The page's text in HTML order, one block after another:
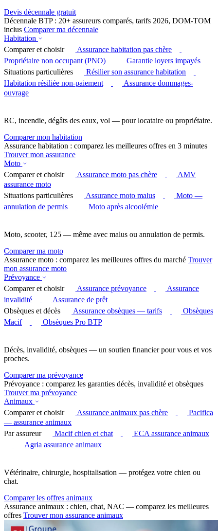
Devis décennale gratuit
Décennale BTP : 20+ assureurs comparés, tarifs 2026, DOM-TOM
inclus Comparer ma décennale
Habitation
Comparer et choisir
Assurance habitation pas chère
Propriétaire non occupant (PNO)
Garantie loyers impayés
Situations particulières
Résilier son assurance habitation
Habitation résiliée non-paiement
Assurance dommages-
ouvrage
RC, incendie, dégâts des eaux, vol — pour locataire ou propriétaire.
Comparer mon habitation
Assurance habitation : comparez les meilleures offres en 3 minutes
Trouver mon assurance
Moto
Comparer et choisir
Assurance moto pas chère
AMV
assurance moto
Situations particulières
Assurance moto malus
Moto —
annulation de permis
Moto après alcoolémie
Moto, scooter, 125 — même avec malus ou annulation de permis.
Comparer ma moto
Assurance moto : comparez les meilleures offres du marché Trouver
mon assurance moto
Prévoyance
Comparer et choisir
Assurance prévoyance
Assurance
invalidité
Assurance de prêt
Obsèques et décès
Assurance obsèques — tarifs
Obsèques
Macif
Obsèques Pro BTP
Décès, invalidité, obsèques — un soutien financier pour vous et vos
proches.
Comparer ma prévoyance
Prévoyance : comparez les garanties décès, invalidité et obsèques
Trouver ma prévoyance
Animaux
Comparer et choisir
Assurance animaux pas chère
Pacifica
— assurance animaux
Par assureur
Macif chien et chat
ECA assurance animaux
Agria assurance animaux
Vétérinaire, chirurgie, hospitalisation — protégez votre chien ou
chat.
Comparer les offres animaux
Assurance animaux : chien, chat, NAC — comparez les meilleures
offres Trouver mon assurance animaux